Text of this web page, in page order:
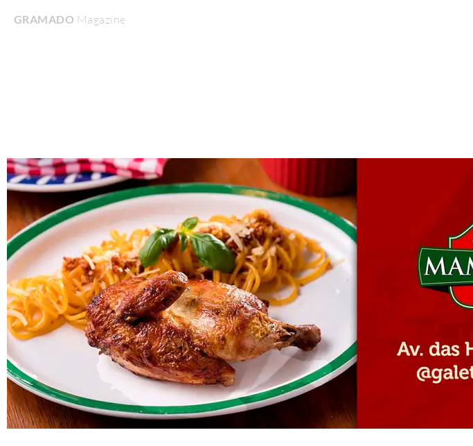
GRAMADO MagazineHome